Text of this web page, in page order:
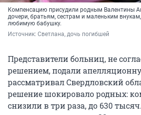
Компенсацию присудили родным Валентины
дочери, братьям, сестрам и маленьким
любимую бабушку.
Источник: Светлана, дочь погибшей
Представители больниц, не
решением, подали
рассматривал Свердловский
решение шокировало родных:
снизили в три раза, до 630